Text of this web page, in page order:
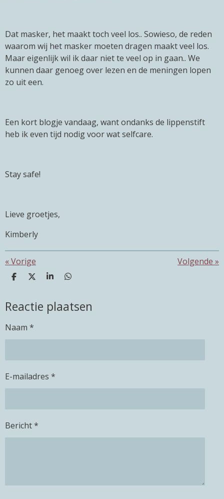
Dat masker, het maakt toch veel los.. Sowieso, de reden
waarom wij het masker moeten dragen maakt veel los.
Maar eigenlijk wil ik daar niet te veel op in gaan.. We
kunnen daar genoeg over lezen en de meningen lopen
zo uit een.
Een kort blogje vandaag, want ondanks de lippenstift
heb ik even tijd nodig voor wat selfcare.
Stay safe!
Lieve groetjes,
Kimberly
«Vorige Volgende »
D
e
n
D
l
S
r
e
D
e
n
Reactie plaatsen
Naam *
E-mailadres *
Bericht *